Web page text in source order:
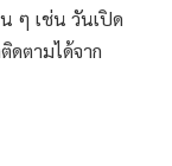
ๆ เช่น วันเปิด
ดตามได้จาก